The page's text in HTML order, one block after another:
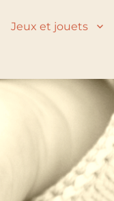
Jeux et jouets